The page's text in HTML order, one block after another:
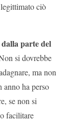
ciò
dalla parte del
si dovrebbe
ma non
ha perso
se non si
facilitare